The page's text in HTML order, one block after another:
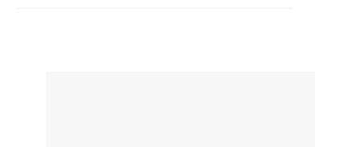
......................................................................................